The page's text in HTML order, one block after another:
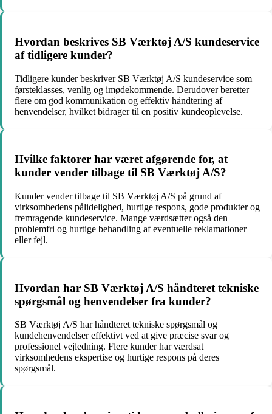
Hvordan beskrives SB Værktøj A/S kundeservice
af tidligere kunder?
Tidligere kunder beskriver SB Værktøj A/S kundeservice som
førsteklasses, venlig og imødekommende. Derudover beretter
flere om god kommunikation og effektiv håndtering af
henvendelser, hvilket bidrager til en positiv kundeoplevelse.
Hvilke faktorer har været afgørende for, at
kunder vender tilbage til SB Værktøj A/S?
Kunder vender tilbage til SB Værktøj A/S på grund af
virksomhedens pålidelighed, hurtige respons, gode produkter og
fremragende kundeservice. Mange værdsætter også den
problemfri og hurtige behandling af eventuelle reklamationer
eller fejl.
Hvordan har SB Værktøj A/S håndteret tekniske
spørgsmål og henvendelser fra kunder?
SB Værktøj A/S har håndteret tekniske spørgsmål og
kundehenvendelser effektivt ved at give præcise svar og
professionel vejledning. Flere kunder har værdsat
virksomhedens ekspertise og hurtige respons på deres
spørgsmål.